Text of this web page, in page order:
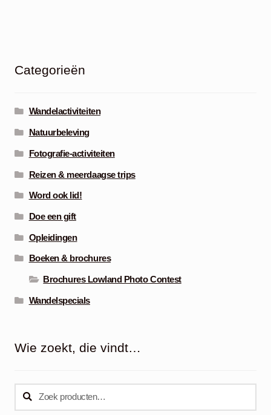
Categorieën
Wandelactiviteiten
Natuurbeleving
Fotografie-activiteiten
Reizen & meerdaagse trips
Word ook lid!
Doe een gift
Opleidingen
Boeken & brochures
Brochures Lowland Photo Contest
Wandelspecials
Wie zoekt, die vindt…
naar:
Zoeken